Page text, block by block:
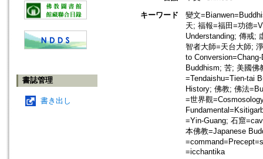
書誌管理
書き出し
キーワード
變文
天; 福報=福田=功德
Understanding; 傳戒;
智者大師=天台大師;
to
Buddhism; 苦; 美國佛
=Tendaishu=Tien-tai
History; 佛教; 佛法
=世界觀
=Yin-Guang; 石窟
本佛教=Japanese
=icchantika